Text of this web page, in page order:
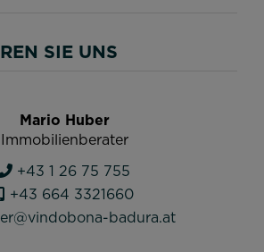
SIE UNS
Mario Huber
Immobilienberater
+43 1 26 75 755
+43 664 3321660
badura.at